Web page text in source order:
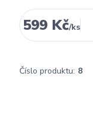
599 Kč/ks
Číslo produktu: 8